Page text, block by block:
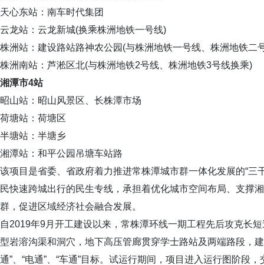
天心东站：南车时代集团
云龙站：云龙新城(换乘株洲地铁一号线)
株洲站：建设路站路神农公园(与株洲地铁一号线、株洲地铁二
株洲南站：芦淞区北(与株洲地铁2号线、株洲地铁3号线换乘)
湘潭市4站
昭山站：昭山风景区、长株潭市场
荷塘站：荷塘区
半塘站：半塘乡
湘潭站：和平公园吊塘车站路
该项目是省委、省政府着力推进常株潭城市群一体化发展的“
民快速跨城出行的民生专线，承担着优化城市空间布局、支
群，促进区域经济社会融合发展。
自2019年9月开工建设以来，常株潭环线一期工程先后攻克
型岩溶沟渠和洞穴，地下高压管廊贯穿学士路站及两端路段，
通”、“电通”、“车通”目标。试运行期间，项目进入运行图阶段